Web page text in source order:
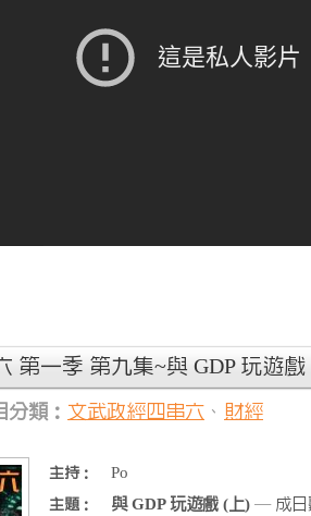
第一季 第九集~與 GDP 玩遊戲
分類： 文武政經四串六 、 財經
主持： Po
主題： 與 GDP 玩遊戲 (上) — 成日